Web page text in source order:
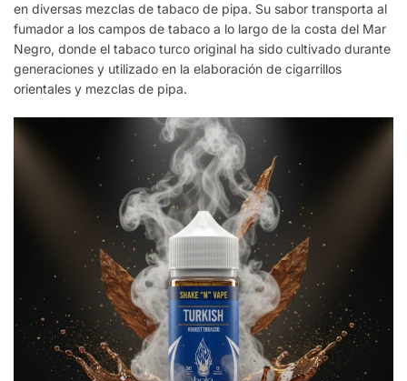
en diversas mezclas de tabaco de pipa. Su sabor transporta al
fumador a los campos de tabaco a lo largo de la costa del Mar
Negro, donde el tabaco turco original ha sido cultivado durante
generaciones y utilizado en la elaboración de cigarrillos
orientales y mezclas de pipa.